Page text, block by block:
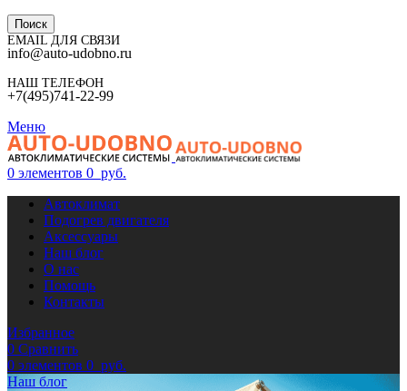
Поиск
EMAIL ДЛЯ СВЯЗИ
info@auto-udobno.ru
НАШ ТЕЛЕФОН
+7(495)741-22-99
Меню
0 элементов 0 руб.
Автоклимат
Подогрев двигателя
Аксессуары
Наш блог
О нас
Помощь
Контакты
Избранное
0 Сравнить
0 элементов 0 руб.
Наш блог